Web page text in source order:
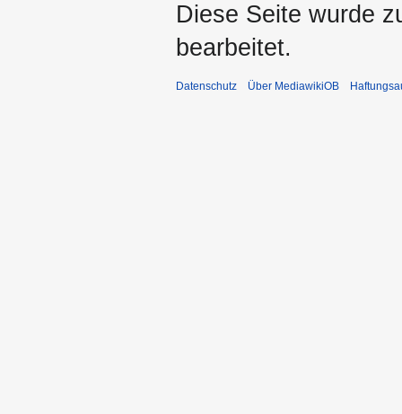
Diese Seite wurde
bearbeitet.
Datenschutz Über MediawikiOB